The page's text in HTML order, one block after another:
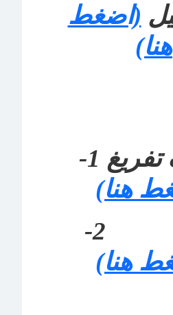
(اضغط
هنا)
1-
هنا)
هنا)